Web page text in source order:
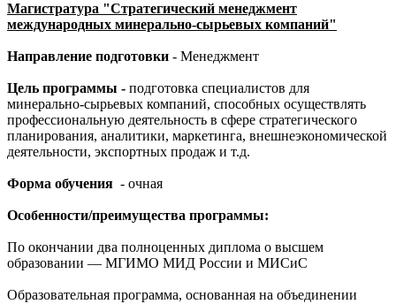
Магистратура "Стратегический менеджмент
международных минерально-сырьевых компаний"
Направление подготовки - Менеджмент
Цель программы - подготовка специалистов для
минерально-сырьевых компаний, способных осуществлять
профессиональную деятельность в сфере стратегического
планирования, аналитики, маркетинга, внешнеэкономической
деятельности, экспортных продаж и т.д.
Форма обучения - очная
Особенности/преимущества программы:
По окончании два полноценных диплома о высшем
образовании — МГИМО МИД России и МИСиС
Образовательная программа, основанная на объединении